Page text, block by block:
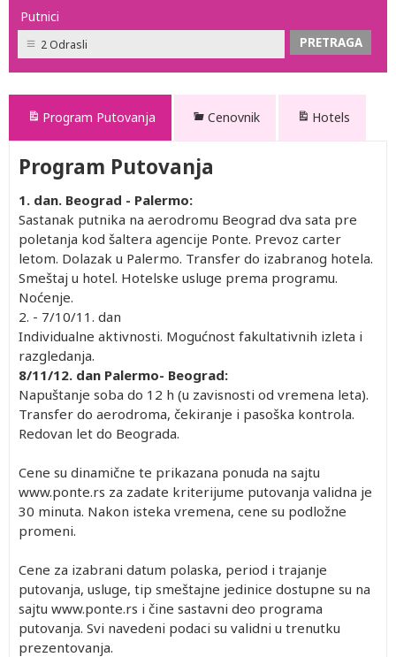
Putnici
2 Odrasli
Program Putovanja Cenovnik Hotels
Program Putovanja
1. dan. Beograd - Palermo:
Sastanak putnika na aerodromu Beograd dva sata pre
poletanja kod šaltera agencije Ponte. Prevoz carter
letom. Dolazak u Palermo. Transfer do izabranog hotela.
Smeštaj u hotel. Hotelske usluge prema programu.
Noćenje.
2. - 7/10/11. dan
Individualne aktivnosti. Mogućnost fakultativnih izleta i
razgledanja.
8/11/12. dan Palermo- Beograd:
Napuštanje soba do 12 h (u zavisnosti od vremena leta).
Transfer do aerodroma, čekiranje i pasoška kontrola.
Redovan let do Beograda.
Cene su dinamične te prikazana ponuda na sajtu
www.ponte.rs za zadate kriterijume putovanja validna je
30 minuta. Nakon isteka vremena, cene su podložne
promeni.
Cene za izabrani datum polaska, period i trajanje
putovanja, usluge, tip smeštajne jedinice dostupne su na
sajtu www.ponte.rs i čine sastavni deo programa
putovanja. Svi navedeni podaci su validni u trenutku
prezentovanja.